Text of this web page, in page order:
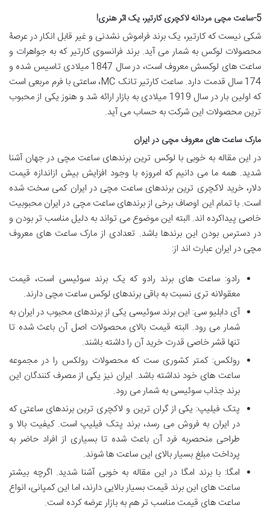
5-ساعت مچی مردانه لاکچری کارتیر، یک اثر هنری!
شکی نیست که کارتیر، یک برند فراموش نشدنی و غیر قابل انکار در عرصۀ
محصولات لوکس به شمار می آید. برند فرانسوی کارتیر که به جواهرات و
ساعت های لوکسش معروف است، در سال 1847 میلادی تاسیس شده و
174 سال قدمت دارد. ساعت کارتیر تانک MC، ساعتی با فرم مربعی است
که اولین بار در سال 1919 میلادی به بازار ارائه شد و هنوز یکی از محبوب
ترین محصولات این شرکت به حساب می آید.
مارک ساعت های معروف مچی در ایران
در این مقاله به خوبی با لوکس ترین برندهای ساعت مچی در جهان آشنا
شدید. همه ما می دانیم که امروزه با وجود افزایش بیش ازاندازه قیمت
دلار، خرید لاکچری ترین برندهای ساعت مچی در ایران کمی سخت شده
است. با تمام این اوصاف برخی از برندهای ساعت مچی در ایران محبوبیت
خاصی پیداکرده اند. البته این موضوع می تواند به دلیل مناسب تر بودن و
در دسترس بودن این برندها باشد. تعدادی از مارک ساعت های معروف
مچی در ایران عبارت اند از:
رادو: ساعت های برند رادو که یک برند سوئیسی است، قیمت
معقولانه تری نسبت به باقی برندهای لوکس ساعت مچی دارند.
آی دابلیو سی: این برند سوئیسی یکی از برندهای محبوب در ایران به
شمار می رود. البته قیمت بالای محصولات اصل آن باعث شده تا
تنها قشر خاصی قدرت خرید آن را داشته باشند.
رولکس: کمتر کشوری ست که محصولات رولکس را در مجموعه
ساعت های خود نداشته باشد. ایران نیز یکی از مصرف کنندگان این
برند جذاب سوئیسی به شمار می رود.
پتک فیلیپ: یکی از گران ترین و لاکچری ترین برندهای ساعتی که
در ایران به فروش می رسد، برند پتک فیلیپ است. کیفیت بالا و
طراحی منحصربه فرد آن باعث شده تا بسیاری از افراد حاضر به
پرداخت مبلغ بسیار بالای این ساعت ها شوند.
امگا: با برند امگا در این مقاله به خوبی آشنا شدید. اگرچه بیشتر
ساعت های این برند قیمت بسیار بالایی دارند، اما این کمپانی، انواع
ساعت های قیمت مناسب تر هم به بازار عرضه کرده است.